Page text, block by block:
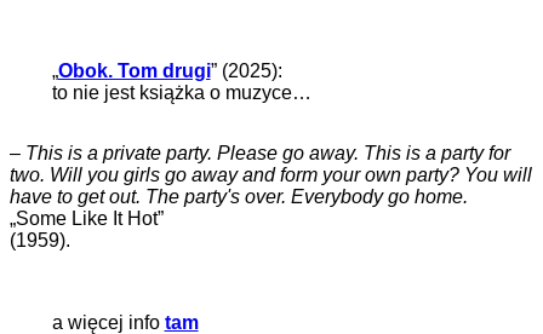
„Obok. Tom drugi” (2025):
to nie jest książka o muzyce…
– This is a private party. Please go away. This is a party for
two. Will you girls go away and form your own party? You will
have to get out. The party's over. Everybody go home.
„Some Like It Hot”
(1959).
a więcej info tam